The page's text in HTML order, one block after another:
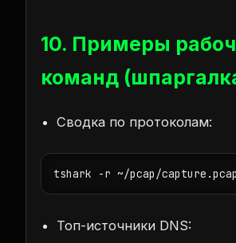
10. Примеры
команд
Сводка по протоколам:
tshark -r ~/pcap/
Топ-источники DNS: